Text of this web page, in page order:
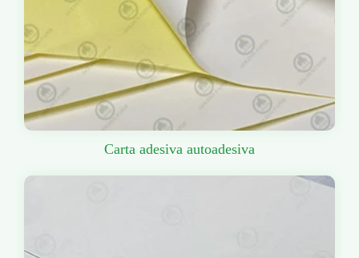
Carta adesiva autoadesiva